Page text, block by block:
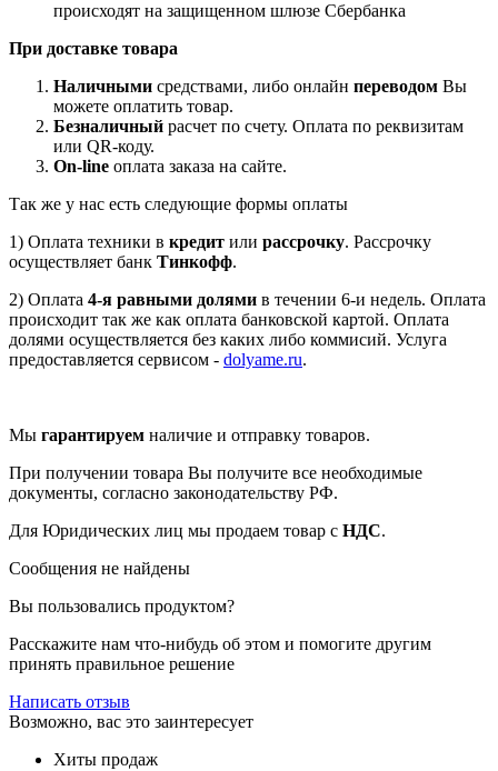
происходят на защищенном шлюзе Сбербанка
При доставке товара
Наличными средствами, либо онлайн переводом Вы
можете оплатить товар.
Безналичный расчет по счету. Оплата по реквизитам
или QR-коду.
On-line оплата заказа на сайте.
Так же у нас есть следующие формы оплаты
1) Оплата техники в кредит или рассрочку. Рассрочку
осуществляет банк Тинкофф.
2) Оплата 4-я равными долями в течении 6-и недель. Оплата
происходит так же как оплата банковской картой. Оплата
долями осуществляется без каких либо коммисий. Услуга
предоставляется сервисом - dolyame.ru.
Мы гарантируем наличие и отправку товаров.
При получении товара Вы получите все необходимые
документы, согласно законодательству РФ.
Для Юридических лиц мы продаем товар с НДС.
Сообщения не найдены
Вы пользовались продуктом?
Расскажите нам что-нибудь об этом и помогите другим
принять правильное решение
Написать отзыв
Возможно, вас это заинтересует
Хиты продаж